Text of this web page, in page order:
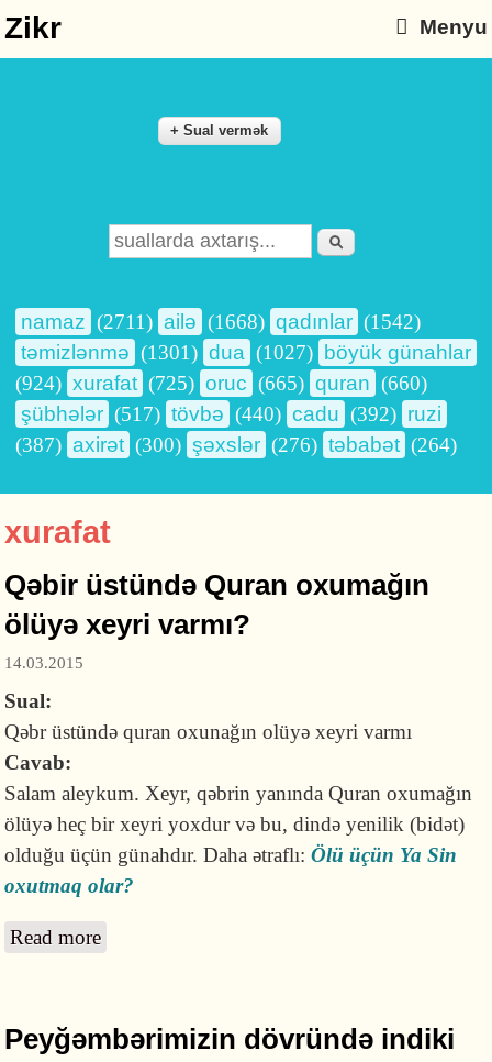
Zikr Menyu
Search form
Axtarış
namaz (2711) ailə (1668) qadınlar (1542)
təmizlənmə (1301) dua (1027)
böyük günahlar
(924) xurafat (725) oruc (665) quran (660)
şübhələr (517) tövbə (440) cadu (392) ruzi
(387) axirət (300) şəxslər (276) təbabət (264)
xurafat
Qəbir üstündə Quran oxumağın
ölüyə xeyri varmı?
14.03.2015
Sual:
Qəbr üstündə quran oxunağın olüyə xeyri varmı
Cavab:
Salam aleykum. Xeyr, qəbrin yanında Quran oxumağın
ölüyə heç bir xeyri yoxdur və bu, dində yenilik (bidət)
olduğu üçün günahdır. Daha ətraflı:Ölü üçün Ya Sin
oxutmaq olar?
Read more
Peyğəmbərimizin dövründə indiki